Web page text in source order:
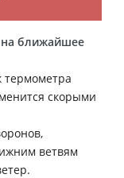
на ближайшее
термометра
скорыми
ветвям